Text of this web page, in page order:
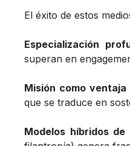
El éxito de estos
Especialización
superan en
Misión como
que se traduce en
Modelos híbridos de